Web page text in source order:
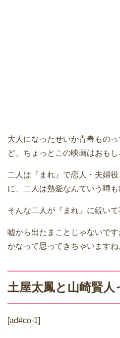
大人になったせいか青春もの
ど、ちょっとこの映画はおもし
二人は『まれ』で恋人・夫婦
に、二人は熱愛なんていう噂も
そんな二人が『まれ』に続いて
嘘から出たまことじゃないで
かなって思ってきちゃいますね
土屋太鳳と山崎賢人
[ad#co-1]